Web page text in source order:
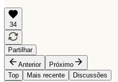
34
Partilhar
Anterior
Próximo
Top
Mais recente Discussões